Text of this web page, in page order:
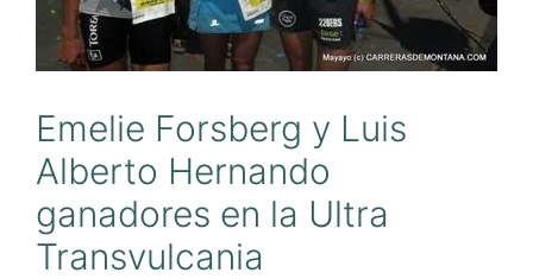
Emelie Forsberg y Luis
Alberto Hernando
ganadores en la Ultra
Transvulcania